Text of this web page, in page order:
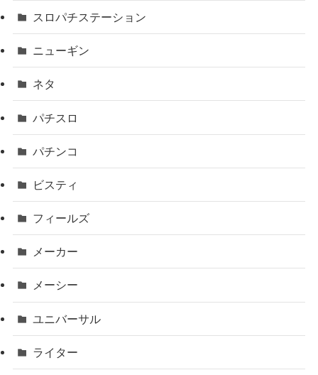
スロパチステーション
ニューギン
ネタ
パチスロ
パチンコ
ビスティ
フィールズ
メーカー
メーシー
ユニバーサル
ライター